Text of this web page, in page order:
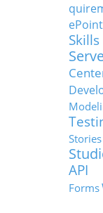
ePoint
Skills
Stories
API
Forms